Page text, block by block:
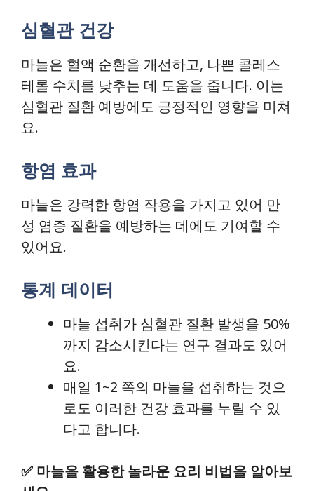
심혈관 건강
마늘은 혈액 순환을 개선하고, 나쁜 콜레스
테롤 수치를 낮추는 데 도움을 줍니다. 이는
심혈관 질환 예방에도 긍정적인 영향을 미쳐
요.
항염 효과
마늘은 강력한 항염 작용을 가지고 있어 만
성 염증 질환을 예방하는 데에도 기여할 수
있어요.
통계 데이터
마늘 섭취가 심혈관 질환 발생을 50%
까지 감소시킨다는 연구 결과도 있어
요.
매일 1~2 쪽의 마늘을 섭취하는 것으
로도 이러한 건강 효과를 누릴 수 있
다고 합니다.
✅ 마늘을 활용한 놀라운 요리 비법을 알아보